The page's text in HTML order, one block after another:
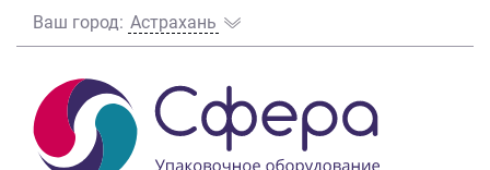
Ваш город: Астрахань